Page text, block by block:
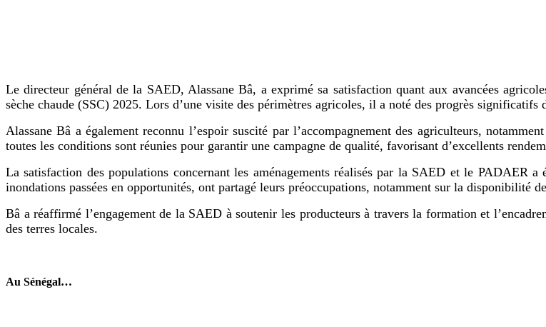
Le directeur général de la SAED, Alassane Bâ, a exprimé sa satisfaction quant aux avancées
sèche chaude (SSC) 2025. Lors d’une visite des périmètres agricoles, il a noté des progrès significatifs
Alassane Bâ a également reconnu l’espoir suscité par l’accompagnement des agriculteurs,
toutes les conditions sont réunies pour garantir une campagne de qualité, favorisant d’excellents
La satisfaction des populations concernant les aménagements réalisés par la SAED et le PADAER
inondations passées en opportunités, ont partagé leurs préoccupations, notamment sur la disponibilité
Bâ a réaffirmé l’engagement de la SAED à soutenir les producteurs à travers la formation et
des terres locales.
Au Sénégal…